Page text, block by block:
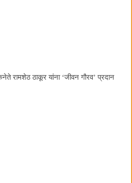
रामशेठ ठाकूर यांना ‌‘जीवन गौरव‌’ प्रदान